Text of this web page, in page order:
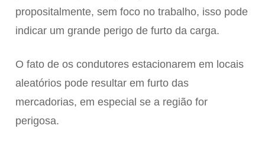
propositalmente, sem foco no trabalho, isso pode
indicar um grande perigo de furto da carga.
O fato de os condutores estacionarem em locais
aleatórios pode resultar em furto das
mercadorias, em especial se a região for
perigosa.